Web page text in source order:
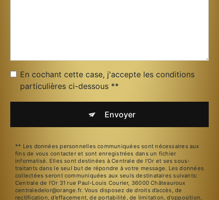
En cochant cette case, j'accepte les conditions
particulières ci-dessous **
Envoyer
** Les données personnelles communiquées sont nécessaires aux
fins de vous contacter et sont enregistrées dans un fichier
informatisé. Elles sont destinées à Centrale de l'Or et ses sous-
traitants dans le seul but de répondre à votre message. Les données
collectées seront communiquées aux seuls destinataires suivants:
Centrale de l'Or 31 rue Paul-Louis Courier, 36000 Châteauroux
centraledelor@orange.fr. Vous disposez de droits d’accès, de
rectification, d’effacement, de portabilité, de limitation, d’opposition,